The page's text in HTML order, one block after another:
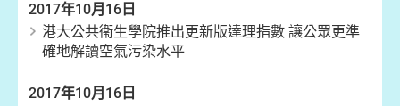
2017年10月16日
港大公共衞生學院推出更新版達理指數 讓公眾更準
確地解讀空氣污染水平
2017年10月16日